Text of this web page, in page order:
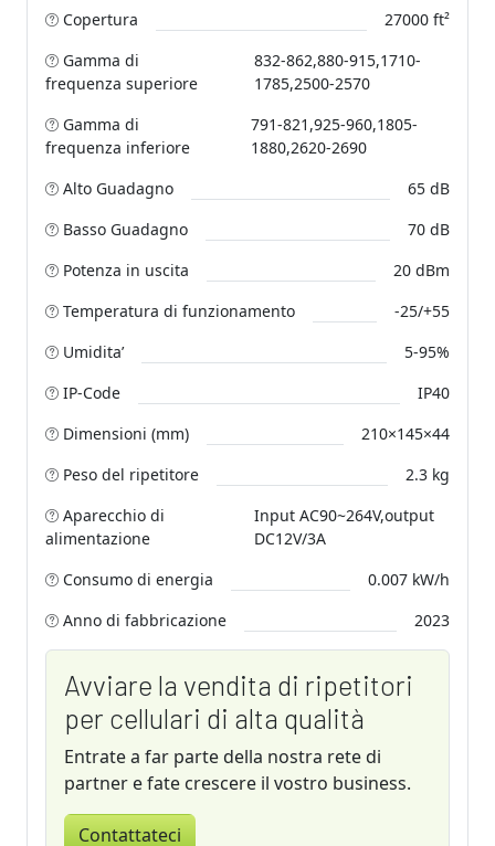
Copertura
27000 ft²
Gamma di
frequenza superiore
832-862,880-915,1710-
1785,2500-2570
Gamma di
frequenza inferiore
791-821,925-960,1805-
1880,2620-2690
Alto Guadagno
65 dB
Basso Guadagno
70 dB
Potenza in uscita
20 dBm
Temperatura di funzionamento
-25/+55
Umidita’
5-95%
IP-Code
IP40
Dimensioni (mm)
210×145×44
Peso del ripetitore
2.3 kg
Aparecchio di
alimentazione
Input AC90~264V,output
DC12V/3A
Consumo di energia
0.007 kW/h
Anno di fabbricazione
2023
Avviare la vendita di ripetitori
per cellulari di alta qualità
Entrate a far parte della nostra rete di
partner e fate crescere il vostro business.
Contattateci